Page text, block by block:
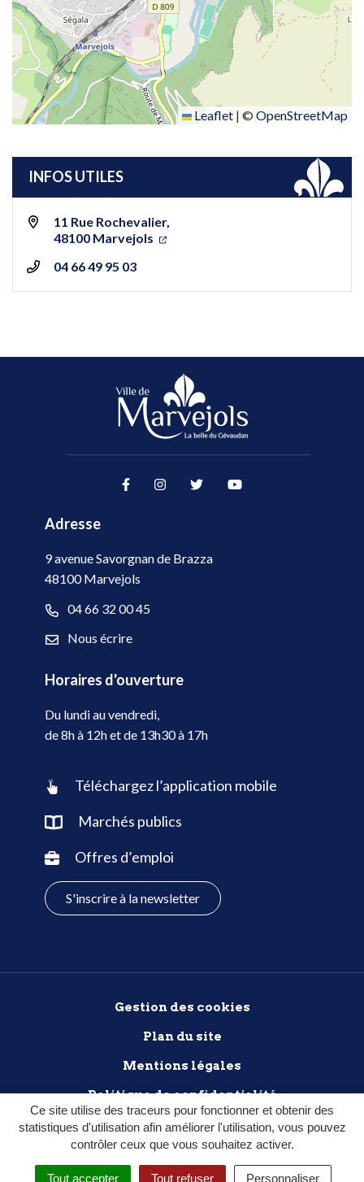
Ce site utilise des traceurs pour fonctionner et obtenir des
statistiques d'utilisation afin améliorer l'utilisation, vous pouvez
contrôler ceux que vous souhaitez activer.
Tout accepter Tout refuser Personnaliser
Leaflet | © OpenStreetMap
INFOS UTILES
11 Rue Rochevalier,
48100 Marvejols
04 66 49 95 03
Lien vers le compte Facebook
Lien vers le compte
Lien vers le compte
Lien vers la
Adresse
9 avenue Savorgnan de Brazza
48100 Marvejols
04 66 32 00 45
Nous écrire
Horaires d'ouverture
Du lundi au vendredi,
de 8h à 12h et de 13h30 à 17h
Téléchargez l’application mobile
Marchés publics
Offres d’emploi
S'inscrire à la newsletter
Gestion des cookies
Plan du site
Mentions légales
Politique de confidentialité
Accessibilité : non conforme